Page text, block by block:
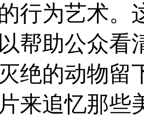
行为艺术。
帮助公众看
绝的动物
来追忆那些